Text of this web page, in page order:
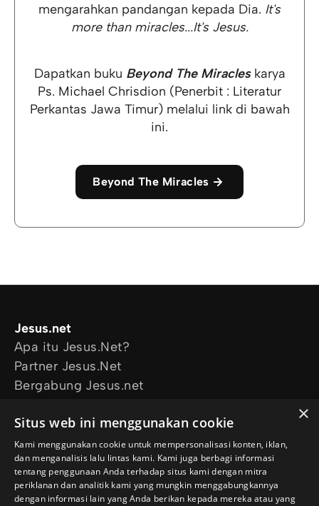
mengarahkan pandangan kepada Dia. It's
more than miracles...It's Jesus.
Dapatkan buku Beyond The Miracleskarya
Ps. Michael Chrisdion (Penerbit : Literatur
Perkantas Jawa Timur) melalui link di bawah
ini.
Beyond The Miracles
Jesus.net
Apa itu Jesus.Net?
Partner Jesus.Net
Bergabung Jesus.net
Artikel
Video
Proyek kami
Aku mau didoakan
Aku punya pertanyaan
×
Situs web ini menggunakan cookie
Kami menggunakan cookie untuk mempersonalisasi konten, iklan,
dan menganalisis lalu lintas kami. Kami juga berbagi informasi
tentang penggunaan Anda terhadap situs kami dengan mitra
periklanan dan analitik kami yang mungkin menggabungkannya
dengan informasi lain yang Anda berikan kepada mereka atau yang